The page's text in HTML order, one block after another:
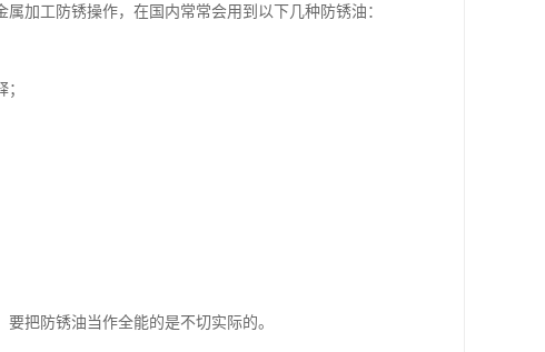
加工防锈操作，在国内常常会用到以下几种防锈油：
把防锈油当作全能的是不切实际的。